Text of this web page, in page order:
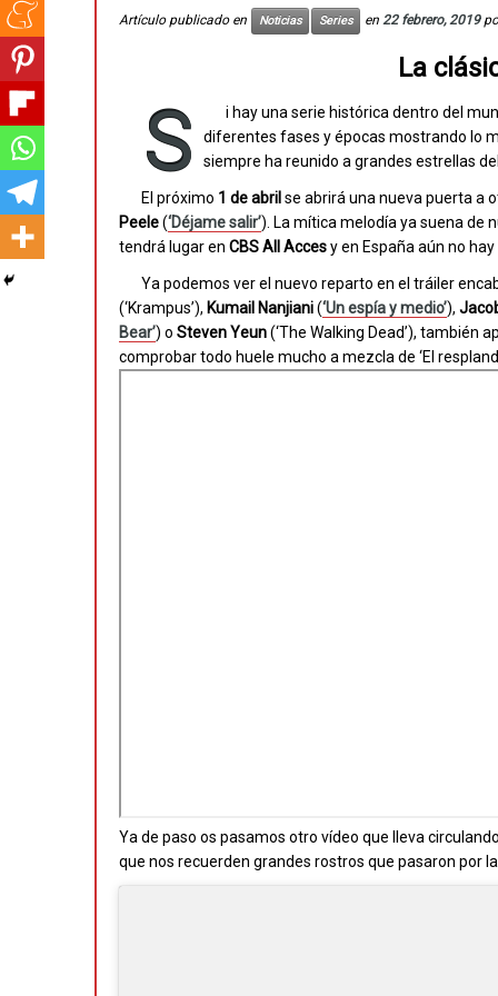
Artículo publicado en Noticias Series en 22 febrero, 2019
La
S
i hay una serie histórica dentro del
diferentes fases y épocas mostrando lo
siempre ha reunido a grandes estrellas
El próximo 1 de abril se abrirá una nueva puerta a
Peele(‘Déjame salir’). La mítica melodía ya suena de
tendrá lugar en CBS All Accesy en España aún no
Ya podemos ver el nuevo reparto en el tráiler
(‘Krampus’), Kumail Nanjiani(‘Un espía y medio’),
Bear’) o Steven Yeun(‘The Walking Dead’), también
comprobar todo huele mucho a mezcla de ‘El
Ya de paso os pasamos otro vídeo que lleva
que nos recuerden grandes rostros que pasaron por